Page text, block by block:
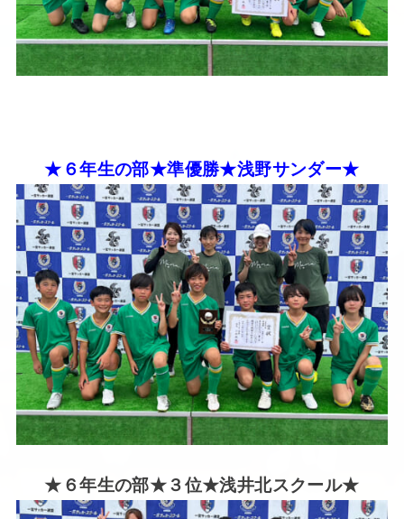
★６年生の部★準優勝★浅野サンダー★
★６年生の部★３位★浅井北スクール★